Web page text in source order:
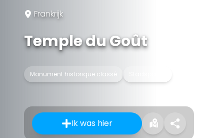
Frankrijk
Temple du Goût
Monument historique classé
Ik was hier